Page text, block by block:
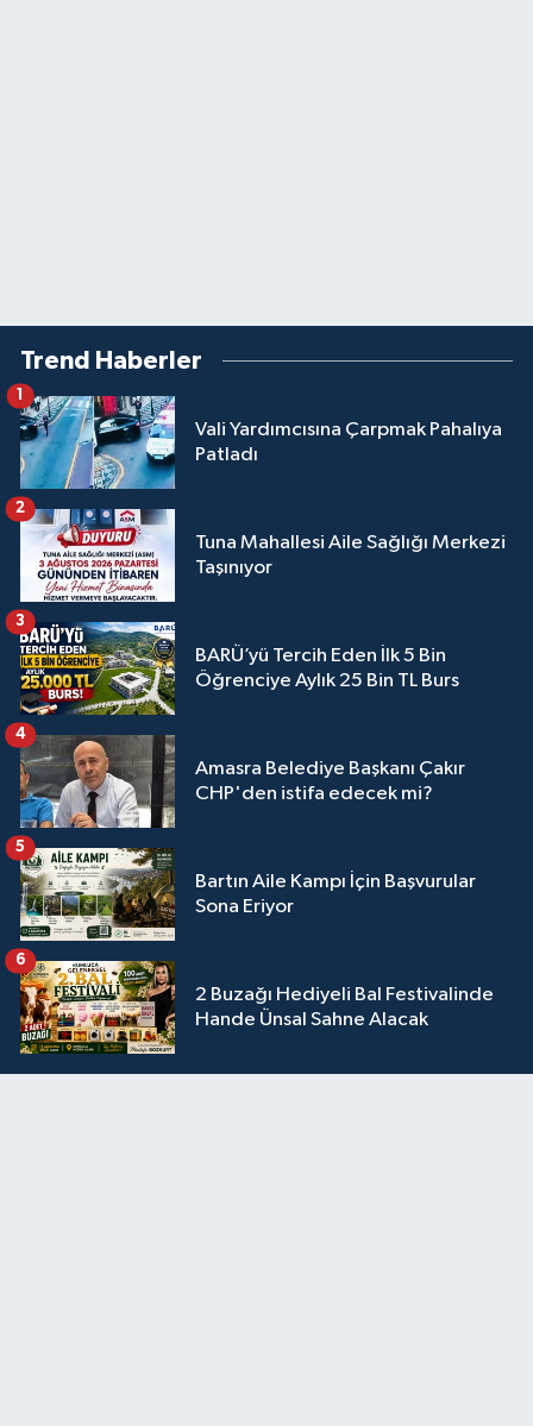
Trend Haberler
Vali Yardımcısına Çarpmak Pahalıya
Patladı
1
Tuna Mahallesi Aile Sağlığı Merkezi
Taşınıyor
2
BARÜ’yü Tercih Eden İlk 5 Bin
Öğrenciye Aylık 25 Bin TL Burs
3
Amasra Belediye Başkanı Çakır
CHP'den istifa edecek mi?
4
Bartın Aile Kampı İçin Başvurular
Sona Eriyor
5
2 Buzağı Hediyeli Bal Festivalinde
Hande Ünsal Sahne Alacak
6